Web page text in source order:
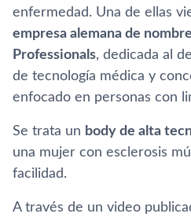
enfermedad. Una de ellas
empresa alemana de
Professionals, dedicada al
de tecnología médica y
enfocado en personas con
Se trata un body de alta
una mujer con esclerosis
facilidad.
A través de un video